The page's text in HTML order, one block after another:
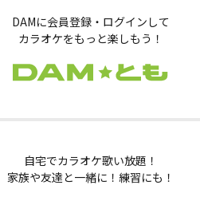
DAMに会員登録・ログインして
カラオケをもっと楽しもう！
自宅でカラオケ歌い放題！
家族や友達と一緒に！練習にも！